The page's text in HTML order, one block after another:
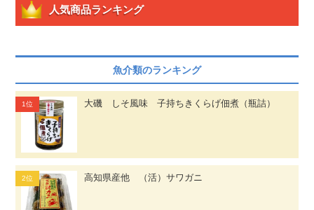
人気商品ランキング
魚介類のランキング
大磯 しそ風味 子持ちきくらげ佃煮（瓶詰）
高知県産他 （活）サワガニ